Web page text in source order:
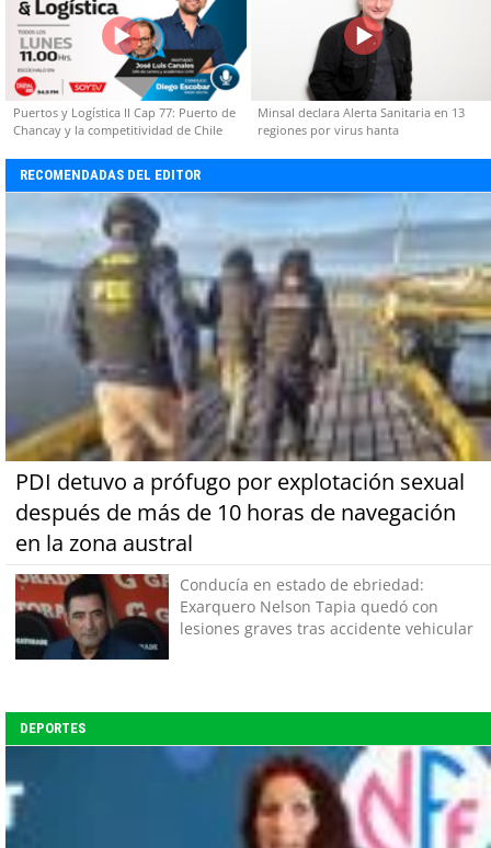
Puertos y Logística II Cap 77: Puerto de
Chancay y la competitividad de Chile
Minsal declara Alerta Sanitaria en 13
regiones por virus hanta
RECOMENDADAS DEL EDITOR
PDI detuvo a prófugo por explotación sexual
después de más de 10 horas de navegación
en la zona austral
Conducía en estado de ebriedad:
Exarquero Nelson Tapia quedó con
lesiones graves tras accidente vehicular
DEPORTES